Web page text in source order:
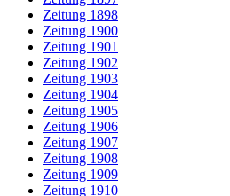
Zeitung 1898
Zeitung 1900
Zeitung 1901
Zeitung 1902
Zeitung 1903
Zeitung 1904
Zeitung 1905
Zeitung 1906
Zeitung 1907
Zeitung 1908
Zeitung 1909
Zeitung 1910